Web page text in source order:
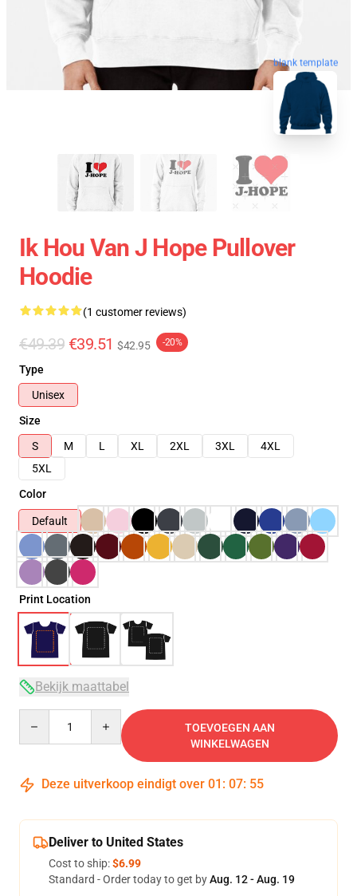
blank template
Ik Hou Van J Hope Pullover
Hoodie
(1 customer reviews)
€49.39 €39.51 $42.95 -20%
Type
Unisex
Size
S
M L XL 2XL 3XL
4XL
5XL
Color
Default
Print Location
Bekijk maattabel
TOEVOEGEN AAN
WINKELWAGEN
Deze uitverkoop eindigt over 01 : 07: 54
Deliver to United States
Cost to ship:$6.99
Standard - Order today to get byAug. 12 - Aug. 19